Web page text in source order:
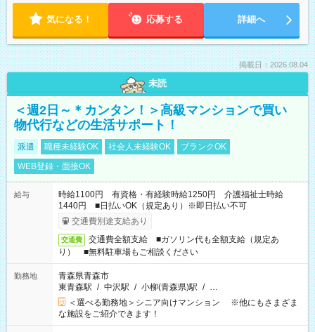
気になる！ 応募する 詳細へ
掲載日：2026.08.04
未読
＜週2日～＊カンタン！＞高級マンションで買い
物代行などの生活サポート！
派遣 職種未経験OK 社会人未経験OK
ブランクOK
WEB登録・面接OK
給与
時給1100円 有資格・有経験時給1250円 介護福祉士時給
1440円 ■日払いOK（規定あり）※即日払い不可
交通費別途支給あり
交通費
交通費全額支給 ■ガソリン代も全額支給（規定あ
り） ■無料駐車場もご相談ください
勤務地
青森県青森市
東青森駅 / 中沢駅 / 小柳(青森県)駅 / …
＜選べる勤務地＞シニア向けマンション ※他にもさまざま
な施設をご紹介できます！